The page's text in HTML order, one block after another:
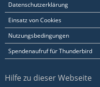
Datenschutzerklärung
Einsatz von Cookies
Nutzungsbedingungen
Spendenaufruf für Thunderbird
Hilfe zu dieser Webseite